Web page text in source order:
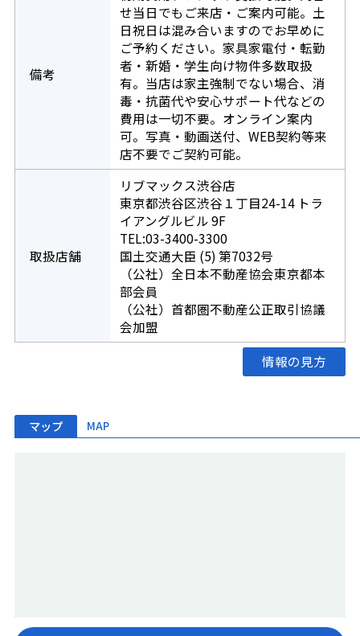
備考
せ当日でもご来店・ご案内可能。土
日祝日は混み合いますのでお早めに
ご予約ください。家具家電付・転勤
者・新婚・学生向け物件多数取扱
有。当店は家主強制でない場合、消
毒・抗菌代や安心サポート代などの
費用は一切不要。オンライン案内
可。写真・動画送付、WEB契約等来
店不要でご契約可能。
取扱店舗
リブマックス渋谷店
東京都渋谷区渋谷１丁目24-14 トラ
イアングルビル 9F
TEL:03-3400-3300
国土交通大臣 (5) 第7032号
（公社）全日本不動産協会東京都本
部会員
（公社）首都圏不動産公正取引協議
会加盟
情報の見方
マップ MAP